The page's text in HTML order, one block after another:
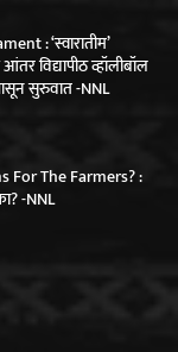
: ‘स्वारातीम’
आंतर विद्यापीठ व्हॉलीबॉल
सुरुवात -NNL
For The Farmers? :
-NNL